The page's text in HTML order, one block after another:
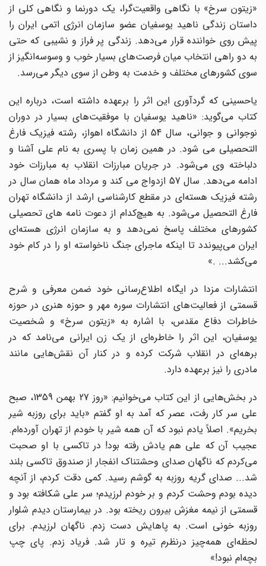
«زیتون سرخ» با نگاهی واقعیت‌گرا، یک دورنما و نگاهی کلی از
داستان زندگی ناهید یوسفیان عضو سازمان انرژی اتمی ایران را
پیش روی خواننده قرار می‌دهد. زندگی پر فراز و نشیبی که حتی
به دو راهی انتخاب میان فرصت‌های بسیار خوب و وسوسه‌انگیز از
سوی کشورهای مختلف و خدمت به وطن از سوی دیگر می‌رسد.
یاحسینی که گردآوری این اثر را برعهده داشته است، درباره این
کتاب می‌گوید: «ناهید یوسفیان با موفقیت‌های بسیار در دوران
نوجوانی و جوانی، سال 54 از دانشگاه اهواز، رشته فیزیک فارغ
التحصیلی می شود. در همین زمان با پسری به نام علی آشنا و
دلباخته وی می‌شود. در جریان مبارزات انقلاب به مبارزات خود
ادامه می‌دهد. سال 57 ازدواج می کند و مرداد ماه همان سال در
رشته فیزیک هسته‌ای در مقطع کارشناسی ارشد از دانشگاه تهران
فارغ التحصیل می‌شود. به هیچ‌کدام از دعوت نامه های تحصیلی
کشورهای مختلف پاسخ نمی‌دهد و به سازمان انرژی هسته‌ای
ایران می‌پیوندد تا اینکه ماجرای جنگ ناخواسته او را در کام خود
می‌کشد... .»
انتشارات مزدا در ایگاه اطلاع‌رسانی خود ضمن معرفی و شرح
قسمتی از فعالیت‌های انتشارات سوره مهر و حوزه هنری در حوزه
خاطرات دفاع مقدس، با اشاره به «زیتون سرخ» و شخصیت
یوسفیان، این اثر را خاطره‌ای از یک زن ایرانی می‌نامد که در
برهه‌ای در انقلاب شرکت کرده و در کنار آن نقش‌هایی مانند
مادری را نیز برعهده دارد.
در بخش‌هایی از این کتاب می‌خوانیم: «روز 27 بهمن 1359، صبح
علی سر کار رفت، عصر که آمد به او گفتم «باید برای روزبه شیر
بخریم». اصلاً یادم نبود که آن همه شیر با خودم از تهران آورده‌ام.
عجیب آن که علی هم یادش رفته بود! در تاکسی با او صحبت
می‌کردم که ناگهان صدای وحشتناک انفجار از صندوق تاکسی بلند
شد... صدای گریه روزبه به گوشم رسید. کمی دقت کردم، از آنچه
دیده بودم وحشت کردم و بر خودم لرزیدم؛ سر علی شکافته بود و
قسمتی از نیمه‌ مغزش بیرون ریخته بود. در بیمارستان دیدم شلوار
روزبه خونی است. به پاهایش دست زدم. ناگهان لرزیدم. برای
لحظه‌ای همه‌چیز درنظرم تیره و تار شد. فریاد زدم. پای چپ
بچه‌ام نبود!»